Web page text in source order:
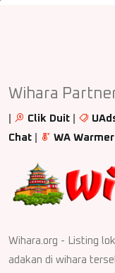
Wihara
Clik Duit
Chat
WA Warmer
Wihara.org - Listing
adakan di wihara